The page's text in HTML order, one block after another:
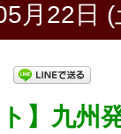
月22日 (
ト】九州